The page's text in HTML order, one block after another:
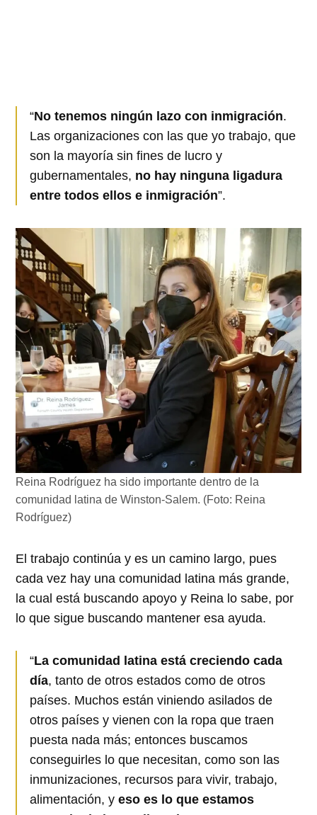
“No tenemos ningún lazo con inmigración.
Las organizaciones con las que yo trabajo, que
son la mayoría sin fines de lucro y
gubernamentales, no hay ninguna ligadura
entre todos ellos e inmigración”.
Reina Rodríguez ha sido importante dentro de la
comunidad latina de Winston-Salem. (Foto: Reina
Rodríguez)
El trabajo continúa y es un camino largo, pues
cada vez hay una comunidad latina más grande,
la cual está buscando apoyo y Reina lo sabe, por
lo que sigue buscando mantener esa ayuda.
“La comunidad latina está creciendo cada
día, tanto de otros estados como de otros
países. Muchos están viniendo asilados de
otros países y vienen con la ropa que traen
puesta nada más; entonces buscamos
conseguirles lo que necesitan, como son las
inmunizaciones, recursos para vivir, trabajo,
alimentación, yeso es lo que estamos